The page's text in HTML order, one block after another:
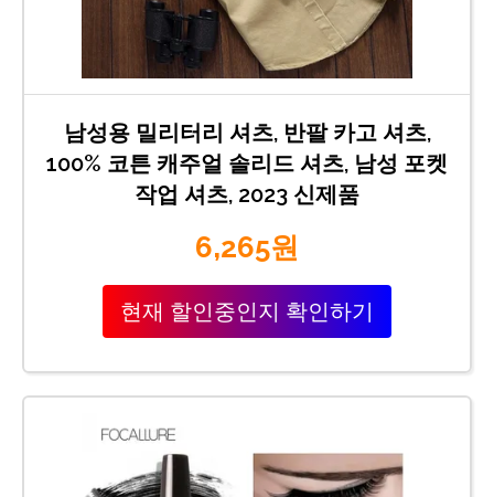
남성용 밀리터리 셔츠, 반팔 카고 셔츠,
100% 코튼 캐주얼 솔리드 셔츠, 남성 포켓
작업 셔츠, 2023 신제품
6,265원
현재 할인중인지 확인하기